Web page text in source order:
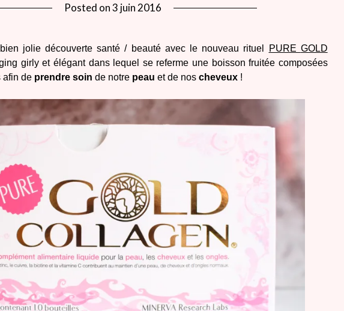
Posted on3 juin 2016
jolie découverte santé / beauté avec le nouveau rituel PURE GOLD
girly et élégant dans lequel se referme une boisson fruitée composées
afin de prendre soin de notre peau et de noscheveux !